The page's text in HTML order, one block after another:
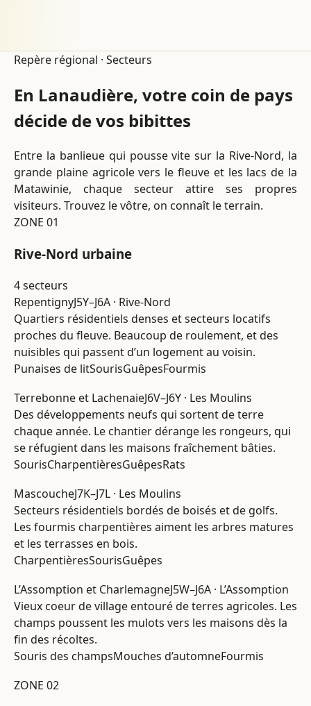
Repère régional · Secteurs
En Lanaudière, votre coin de pays
décide de vos bibittes
Entre la banlieue qui pousse vite sur la Rive-Nord, la
grande plaine agricole vers le fleuve et les lacs de la
Matawinie, chaque secteur attire ses propres
visiteurs. Trouvez le vôtre, on connaît le terrain.
ZONE 01
Rive-Nord urbaine
4 secteurs
RepentignyJ5Y–J6A · Rive-Nord
Quartiers résidentiels denses et secteurs locatifs
proches du fleuve. Beaucoup de roulement, et des
nuisibles qui passent d’un logement au voisin.
Punaises de litSourisGuêpesFourmis
Terrebonne et LachenaieJ6V–J6Y · Les Moulins
Des développements neufs qui sortent de terre
chaque année. Le chantier dérange les rongeurs, qui
se réfugient dans les maisons fraîchement bâties.
SourisCharpentièresGuêpesRats
MascoucheJ7K–J7L · Les Moulins
Secteurs résidentiels bordés de boisés et de golfs.
Les fourmis charpentières aiment les arbres matures
et les terrasses en bois.
CharpentièresSourisGuêpes
L’Assomption et CharlemagneJ5W–J6A · L’Assomption
Vieux coeur de village entouré de terres agricoles. Les
champs poussent les mulots vers les maisons dès la
fin des récoltes.
Souris des champsMouches d’automneFourmis
ZONE 02